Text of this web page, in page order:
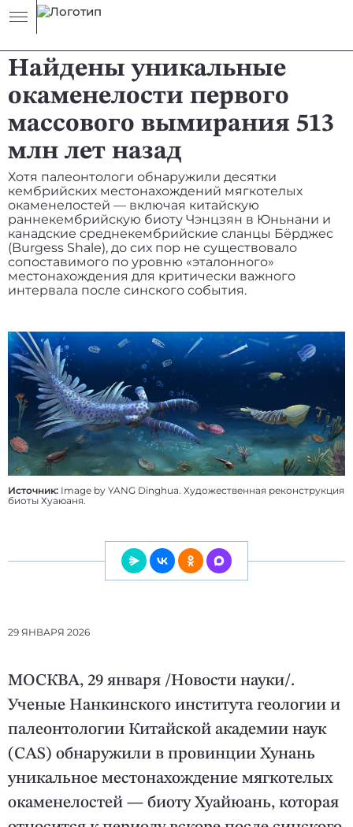
Найдены уникальные
окаменелости первого
массового вымирания 513
млн лет назад
Хотя палеонтологи обнаружили десятки
кембрийских местонахождений мягкотелых
окаменелостей — включая китайскую
раннекембрийскую биоту Чэнцзян в Юньнани и
канадские среднекембрийские сланцы Бёрджес
(Burgess Shale), до сих пор не существовало
сопоставимого по уровню «эталонного»
местонахождения для критически важного
интервала после синского события.
Источник: Image by YANG Dinghua. Художественная реконструкция
биоты Хуаюаня.
29 ЯНВАРЯ 2026
МОСКВА, 29 января /Новости науки/.
Ученые Нанкинского института геологии и
палеонтологии Китайской академии наук
(CAS) обнаружили в провинции Хунань
уникальное местонахождение мягкотелых
окаменелостей — биоту Хуайюань, которая